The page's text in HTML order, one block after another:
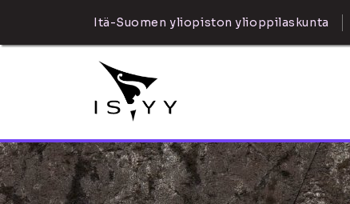
Itä-Suomen yliopiston ylioppilaskunta